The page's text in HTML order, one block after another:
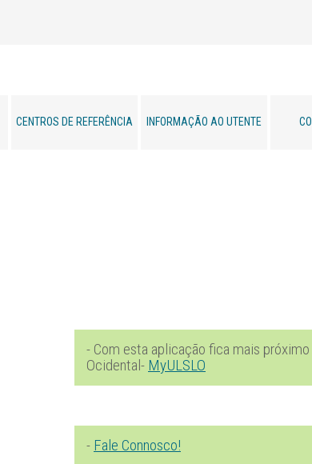
CENTROS DE REFERÊNCIA INFORMAÇÃO AO UTENTE
- Com esta aplicação fica mais
Ocidental- MyULSLO
- Fale Connosco!